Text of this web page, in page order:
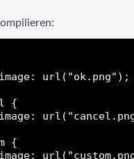
{
{